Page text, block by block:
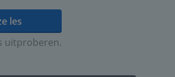
les
uitproberen.